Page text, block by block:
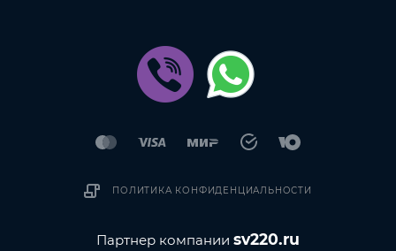
ПОЛИТИКА КОНФИДЕНЦИАЛЬНОСТИ
Партнер компании sv220.ru